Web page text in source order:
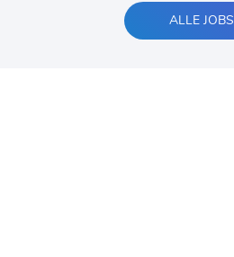
ALLE JOBS